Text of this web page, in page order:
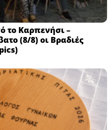
το Καρπενήσι –
(8/8) οι Βραδιές